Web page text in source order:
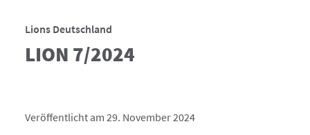
Lions Deutschland
LION 7/2024
Veröffentlicht am 29. November 2024